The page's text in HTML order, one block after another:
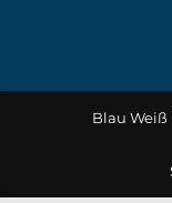
Blau